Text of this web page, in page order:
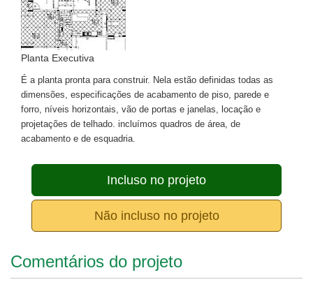
Planta Executiva
É a planta pronta para construir. Nela estão definidas todas as
dimensões, especificações de acabamento de piso, parede e
forro, níveis horizontais, vão de portas e janelas, locação e
projetações de telhado. incluímos quadros de área, de
acabamento e de esquadria.
Incluso no projeto
Não incluso no projeto
Comentários do projeto